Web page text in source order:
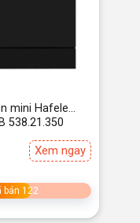
mini Hafele
538.21.350
Xem ngay
bán 122